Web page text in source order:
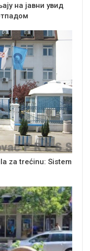
на јавни увид
za trećinu: Sistem